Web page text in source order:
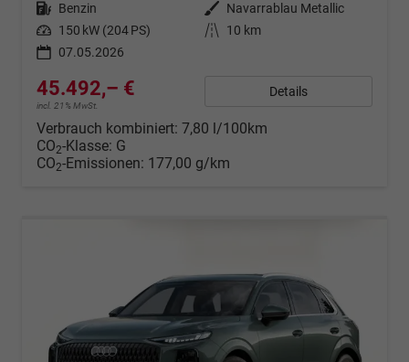
Kraftstoff Benzin Außenfarbe Navarrablau Metallic
Leistung 150 kW (204 PS) Kilometerstand
10 km
07.05.2026
45.492,– €
incl. 21% MwSt.
Details
Verbrauch kombiniert: 7,80 l/100km
CO2-Klasse: G
CO2-Emissionen: 177,00 g/km